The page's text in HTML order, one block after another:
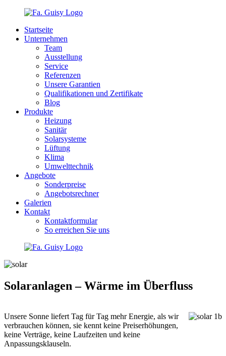
Startseite
Unternehmen
Team
Ausstellung
Service
Referenzen
Unsere Garantien
Qualifikationen und Zertifikate
Blog
Produkte
Heizung
Sanitär
Solarsysteme
Lüftung
Klima
Umwelttechnik
Angebote
Sonderpreise
Angebotsrechner
Galerien
Kontakt
Kontaktformular
So erreichen Sie uns
Solaranlagen – Wärme im Überfluss
Unsere Sonne liefert Tag für Tag mehr Energie, als wir
verbrauchen können, sie kennt keine Preiserhöhungen,
keine Verträge, keine Laufzeiten und keine
Anpassungsklauseln.